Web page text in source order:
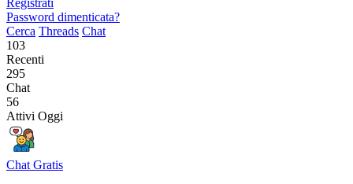
Registrati
Password dimenticata?
Cerca Threads Chat
103
Recenti
295
Chat
56
Attivi Oggi
Chat Gratis